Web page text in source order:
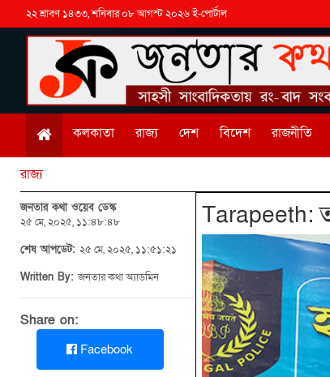
২২ শ্রাবণ ১৪৩৩, শনিবার ০৮ আগস্ট ২০২৬ ই-পোর্টাল
কলকাতা রাজ্য দেশ বিদেশ রাজনীতি
রাজ্য
জনতার কথা ওয়েব ডেস্ক
২৫ মে, ২০২৫, ১১:৪৮:৪৮
শেষ আপডেট: ২৫ মে, ২০২৫, ১১:৫১:২১
Written By:জনতার কথা অ্যাডমিন
Share on:
Facebook
Tarapeeth: